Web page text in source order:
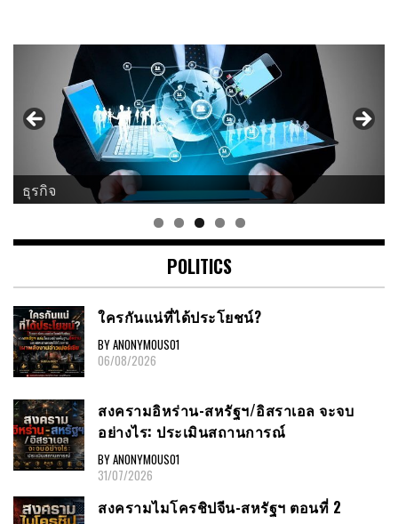
ธุรกิจ
POLITICS
ใครกันแน่ที่ได้ประโยชน์?
BY ANONYMOUS01
06/08/2026
สงครามอิหร่าน-สหรัฐฯ/อิสราเอล จะจบ
อย่างไร: ประเมินสถานการณ์
BY ANONYMOUS01
31/07/2026
สงครามไมโครชิปจีน-สหรัฐฯ ตอนที่ 2